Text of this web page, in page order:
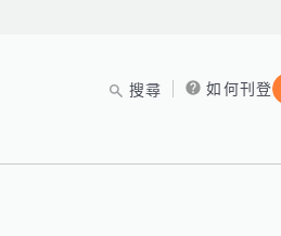
搜尋 如何刊登